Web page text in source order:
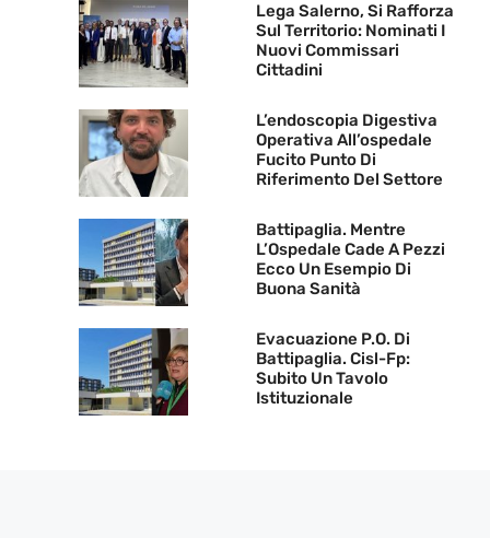
Lega Salerno, Si Rafforza
Sul Territorio: Nominati I
Nuovi Commissari
Cittadini
L’endoscopia Digestiva
Operativa All’ospedale
Fucito Punto Di
Riferimento Del Settore
Battipaglia. Mentre
L’Ospedale Cade A Pezzi
Ecco Un Esempio Di
Buona Sanità
Evacuazione P.O. Di
Battipaglia. Cisl-Fp:
Subito Un Tavolo
Istituzionale